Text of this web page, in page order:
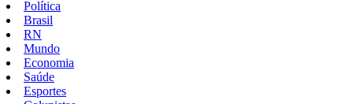
Política
Brasil
RN
Mundo
Economia
Saúde
Esportes